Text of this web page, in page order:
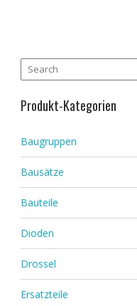
Produkt-Kategorien
Baugruppen
Bausätze
Bauteile
Dioden
Drossel
Ersatzteile